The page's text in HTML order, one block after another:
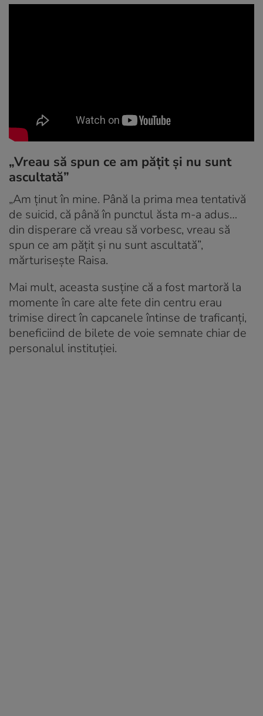
„Vreau să spun ce am pățit și nu sunt
ascultată”
„Am ținut în mine. Până la prima mea tentativă
de suicid, că până în punctul ăsta m-a adus…
din disperare că vreau să vorbesc, vreau să
spun ce am pățit și nu sunt ascultată”,
mărturisește Raisa.
Mai mult, aceasta susține că a fost martoră la
momente în care alte fete din centru erau
trimise direct în capcanele întinse de traficanți,
beneficiind de bilete de voie semnate chiar de
personalul instituției.